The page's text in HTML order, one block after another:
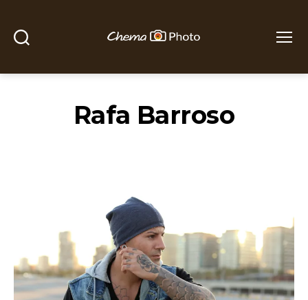
Photo
Rafa Barroso